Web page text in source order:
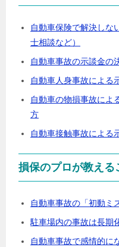
自動車保険で解決しな
士相談など）
自動車事故の示談金の
自動車人身事故による
自動車の物損事故によ
方
自動車接触事故による
損保のプロが教える
自動車事故の「初動ミ
駐車場内の事故は長期
自動車事故で感情的に